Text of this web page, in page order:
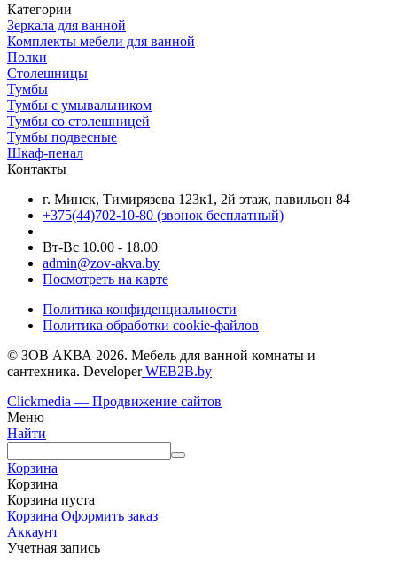
Категории
Зеркала для ванной
Комплекты мебели для ванной
Полки
Столешницы
Тумбы
Тумбы с умывальником
Тумбы со столешницей
Тумбы подвесные
Шкаф-пенал
Контакты
г. Минск, Тимирязева 123к1, 2й этаж, павильон 84
+375(44)702-10-80 (звонок бесплатный)
Вт-Вс 10.00 - 18.00
admin@zov-akva.by
Посмотреть на карте
Политика конфиденциальности
Политика обработки cookie-файлов
© ЗОВ АКВА 2026. Мебель для ванной комнаты и
сантехника. DeveloperWEB2B.by
Clickmedia — Продвижение сайтов
Меню
Найти
Корзина
Корзина
Корзина пуста
Корзина Оформить заказ
Аккаунт
Учетная запись